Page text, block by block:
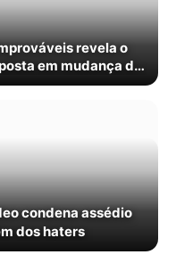
revela o
em mudança de
condena assédio
dos haters